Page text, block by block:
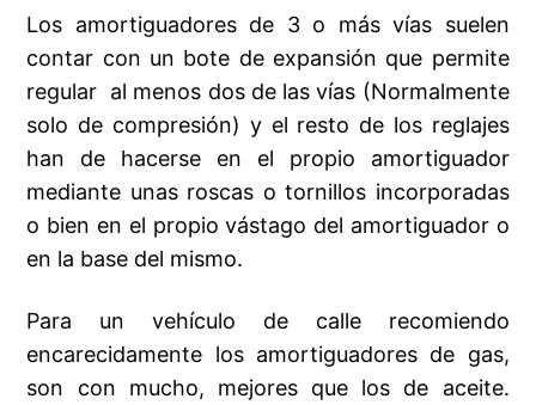
Los amortiguadores de 3 o más vías suelen
contar con un bote de expansión que permite
regular al menos dos de las vías (Normalmente
solo de compresión) y el resto de los reglajes
han de hacerse en el propio amortiguador
mediante unas roscas o tornillos incorporadas
o bien en el propio vástago del amortiguador o
en la base del mismo.
Para un vehículo de calle recomiendo
encarecidamente los amortiguadores de gas,
son con mucho, mejores que los de aceite.